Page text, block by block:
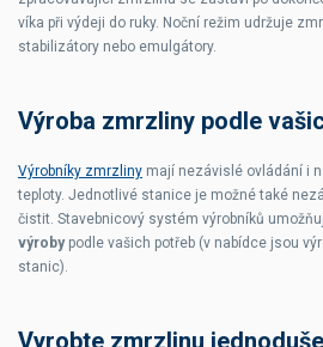
víka při výdeji do ruky. Noční režim udržuje
stabilizátory nebo emulgátory.
Výroba zmrzliny podle
Výrobníky zmrzliny mají nezávislé ovládání i
teploty. Jednotlivé stanice je možné také
čistit. Stavebnicový systém výrobníků
výrobypodle vašich potřeb (v nabídce jsou
stanic).
Vyrobte zmrzlinu jednoduše